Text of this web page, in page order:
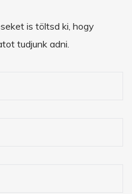
is töltsd ki, hogy
tudjunk adni.